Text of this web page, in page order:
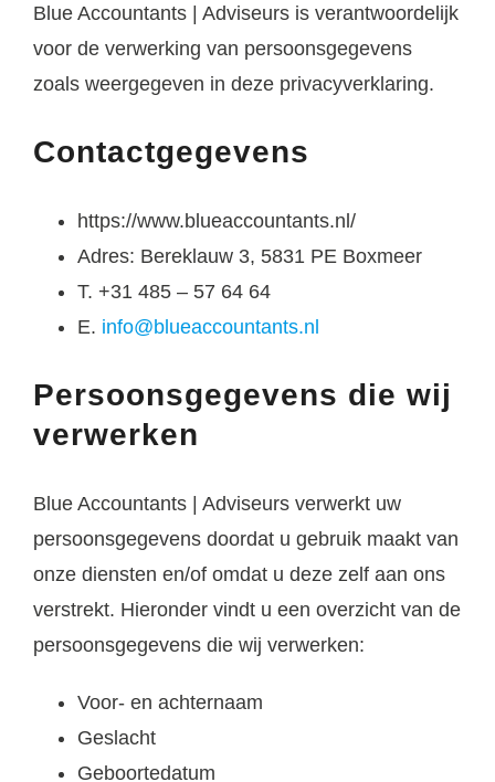
Blue Accountants | Adviseurs is verantwoordelijk
voor de verwerking van persoonsgegevens
zoals weergegeven in deze privacyverklaring.
Contactgegevens
https://www.blueaccountants.nl/
Adres: Bereklauw 3, 5831 PE Boxmeer
T. +31 485 – 57 64 64
E. info@blueaccountants.nl
Persoonsgegevens die wij
verwerken
Blue Accountants | Adviseurs verwerkt uw
persoonsgegevens doordat u gebruik maakt van
onze diensten en/of omdat u deze zelf aan ons
verstrekt. Hieronder vindt u een overzicht van de
persoonsgegevens die wij verwerken:
Voor- en achternaam
Geslacht
Geboortedatum